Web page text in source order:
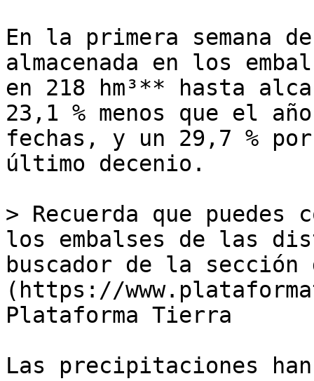
En la primera semana
almacenada en los
en 218 hm³** hasta
23,1 % menos que el
fechas, y un 29,7 %
último decenio.
> Recuerda que
los embalses de las
buscador de la sección
(https://
Plataforma Tierra
Las precipitaciones